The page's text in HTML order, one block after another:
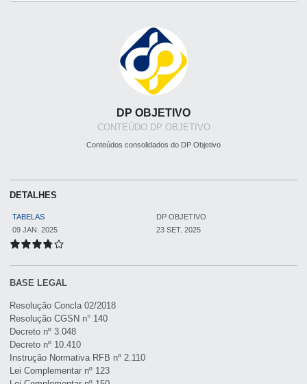
DP OBJETIVO
CONTEÚDO DP OBJETIVO
Conteúdos consolidados do DP Objetivo
BASE LEGAL
Resolução Concla 02/2018
Resolução CGSN n° 140
Decreto nº 3.048
Decreto nº 10.410
Instrução Normativa RFB nº 2.110
Lei Complementar nº 123
DETALHES
TABELAS
DP OBJETIVO
09 JAN. 2025
23 SET. 2025